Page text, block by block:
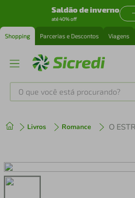
Saldão de inverno
até 40% off
Shopping Parcerias e Descontos Viagens
O que você está procurando?
Livros Romance
2º cafeteira